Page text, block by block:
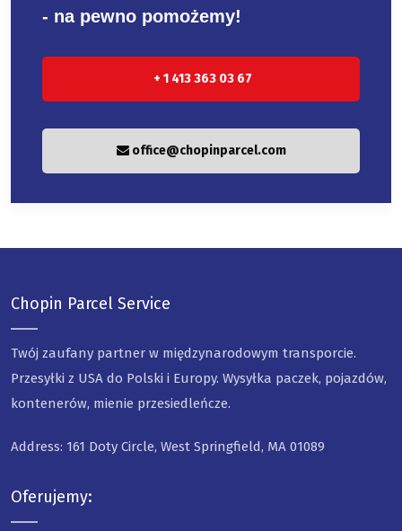
- na pewno pomożemy!
+ 1 413 363 03 67
office@chopinparcel.com
Chopin Parcel Service
Twój zaufany partner w międzynarodowym transporcie.
Przesyłki z USA do Polski i Europy. Wysyłka paczek, pojazdów,
kontenerów, mienie przesiedleńcze.
Address: 161 Doty Circle, West Springfield, MA 01089
Oferujemy: